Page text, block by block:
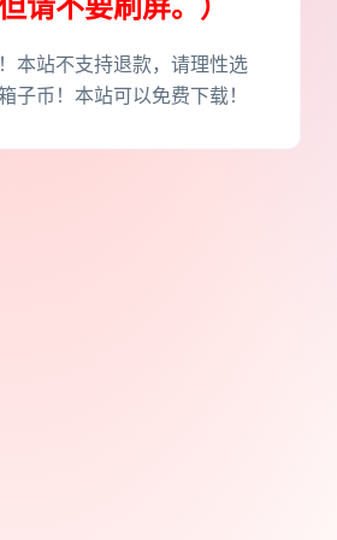
本站不支持退款，请理性选
子币！本站可以免费下载！